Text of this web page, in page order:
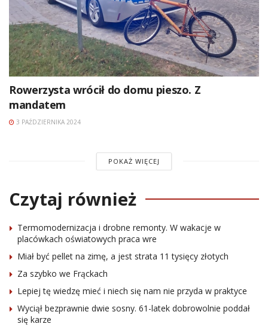
Rowerzysta wrócił do domu pieszo. Z
mandatem
3 PAŹDZIERNIKA 2024
POKAŻ WIĘCEJ
Czytaj również
Termomodernizacja i drobne remonty. W wakacje w
placówkach oświatowych praca wre
Miał być pellet na zimę, a jest strata 11 tysięcy złotych
Za szybko we Frąckach
Lepiej tę wiedzę mieć i niech się nam nie przyda w praktyce
Wyciął bezprawnie dwie sosny. 61-latek dobrowolnie poddał
się karze